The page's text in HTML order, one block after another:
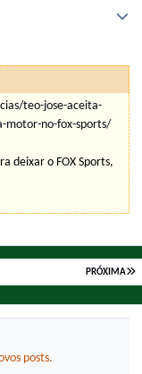
teo-jose-aceita-
motor-no-fox-sports/
deixar o FOX Sports,
PRÓXIMA
posts.